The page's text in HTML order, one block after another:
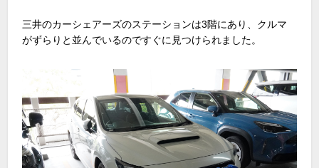
三井のカーシェアーズのステーションは3階にあり、クルマ
がずらりと並んでいるのですぐに見つけられました。